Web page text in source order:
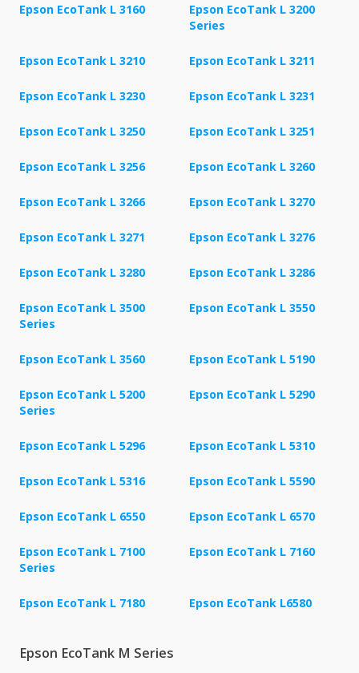
Epson EcoTank L 3160
Epson EcoTank L 3200
Series
Epson EcoTank L 3210 Epson EcoTank L 3211
Epson EcoTank L 3230 Epson EcoTank L 3231
Epson EcoTank L 3250 Epson EcoTank L 3251
Epson EcoTank L 3256 Epson EcoTank L 3260
Epson EcoTank L 3266 Epson EcoTank L 3270
Epson EcoTank L 3271 Epson EcoTank L 3276
Epson EcoTank L 3280 Epson EcoTank L 3286
Epson EcoTank L 3500
Series
Epson EcoTank L 3550
Epson EcoTank L 3560 Epson EcoTank L 5190
Epson EcoTank L 5200
Series
Epson EcoTank L 5290
Epson EcoTank L 5296 Epson EcoTank L 5310
Epson EcoTank L 5316 Epson EcoTank L 5590
Epson EcoTank L 6550 Epson EcoTank L 6570
Epson EcoTank L 7100
Series
Epson EcoTank L 7160
Epson EcoTank L 7180 Epson EcoTank L6580
Epson EcoTank M Series